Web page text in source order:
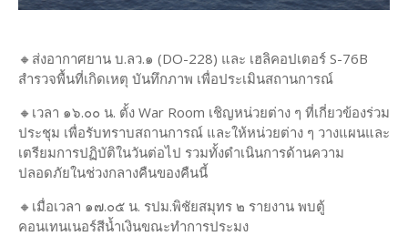
🔸ส่งอากาศยาน บ.ลว.๑ (DO-228) และ เฮลิคอปเตอร์ S-76B
สำรวจพื้นที่เกิดเหตุ บันทึกภาพ เพื่อประเมินสถานการณ์
🔸เวลา ๑๖.๐๐ น. ตั้ง War Room เชิญหน่วยต่าง ๆ ที่เกี่ยวข้องร่วม
ประชุม เพื่อรับทราบสถานการณ์ และให้หน่วยต่าง ๆ วางแผนและ
เตรียมการปฏิบัติในวันต่อไป รวมทั้งดำเนินการด้านความ
ปลอดภัยในช่วงกลางคืนของคืนนี้
🔸เมื่อเวลา ๑๗.๐๕ น. รปม.พิชัยสมุทร ๒ รายงาน พบตู้
คอนเทนเนอร์สีน้ำเงินขณะทำการประมง